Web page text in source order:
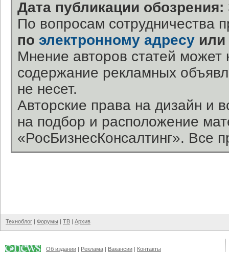
Дата публикации обозрения:
По вопросам сотрудничества
по электронному адресу
Мнение авторов статей может
содержание рекламных
не несет.
Авторские права на дизайн и
на подбор и расположение
«РосБизнесКонсалтинг». Все
Техноблог | Форумы | ТВ | Архив
Об издании | Реклама | Вакансии | Контакты